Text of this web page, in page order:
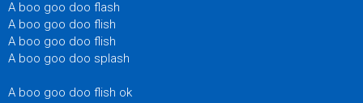
A boo goo doo flash
A boo goo doo flish
A boo goo doo flish
A boo goo doo splash
A boo goo doo flish ok